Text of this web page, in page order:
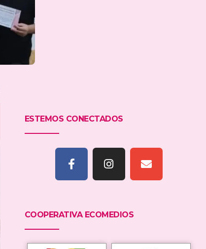
ESTEMOS CONECTADOS
COOPERATIVA ECOMEDIOS